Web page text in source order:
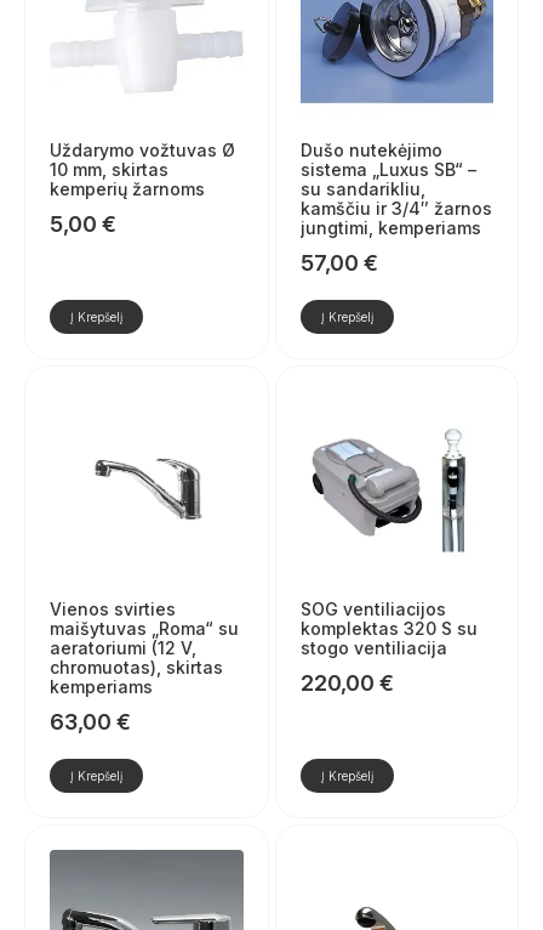
Uždarymo vožtuvas Ø
10 mm, skirtas
kemperių žarnoms
5,00 €
Į Krepšelį
Dušo nutekėjimo
sistema „Luxus SB“ –
su sandarikliu,
kamščiu ir 3/4″ žarnos
jungtimi, kemperiams
57,00 €
Į Krepšelį
Vienos svirties
maišytuvas „Roma“ su
aeratoriumi (12 V,
chromuotas), skirtas
kemperiams
63,00 €
Į Krepšelį
SOG ventiliacijos
komplektas 320 S su
stogo ventiliacija
220,00 €
Į Krepšelį